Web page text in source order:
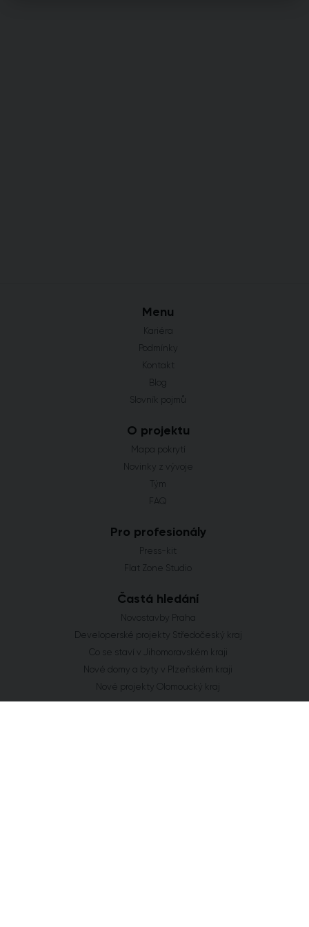
Menu
Kariéra
Podmínky
Kontakt
Blog
Slovník pojmů
O projektu
Mapa pokrytí
Novinky z vývoje
Tým
FAQ
Pro profesionály
Press-kit
Flat Zone Studio
Častá hledání
Novostavby Praha
Developerské projekty Středočeský kraj
Co se staví v Jihomoravském kraji
Nové domy a byty v Plzeňském kraji
Nové projekty Olomoucký kraj